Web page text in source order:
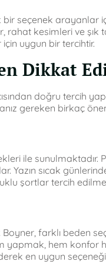
seçenek arayanlar
kesimleri ve şık
uygun bir tercihtir.
Dikkat
doğru tercih
gereken birkaç
ile
Yazın sıcak
şortlar tercih
farklı beden
hem konfor
en uygun